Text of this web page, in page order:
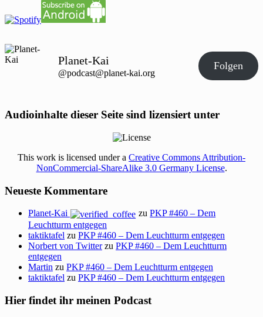
Planet-Kai
@podcast@planet-kai.org
Folgen
Audioinhalte dieser Seite sind lizensiert unter
This work is licensed under a Creative Commons Attribution-
NonCommercial-ShareAlike 3.0 Germany License.
Neueste Kommentare
Planet-Kai zuPKP #460 – Dem
Leuchtturm entgegen
taktiktafel zu PKP #460 – Dem Leuchtturm entgegen
Norbert von Twitterzu PKP #460 – Dem Leuchtturm
entgegen
Martin zu PKP #460 – Dem Leuchtturm entgegen
taktiktafel zu PKP #460 – Dem Leuchtturm entgegen
Hier findet ihr meinen Podcast